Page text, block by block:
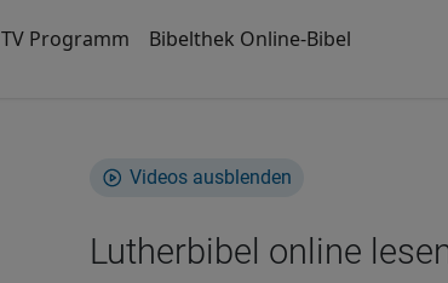
TV Programm Bibelthek Online-Bibel
Videos ausblenden
Lutherbibel online